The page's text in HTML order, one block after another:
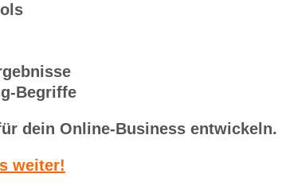
Begriffe
dein Online-Business entwickeln.
weiter!